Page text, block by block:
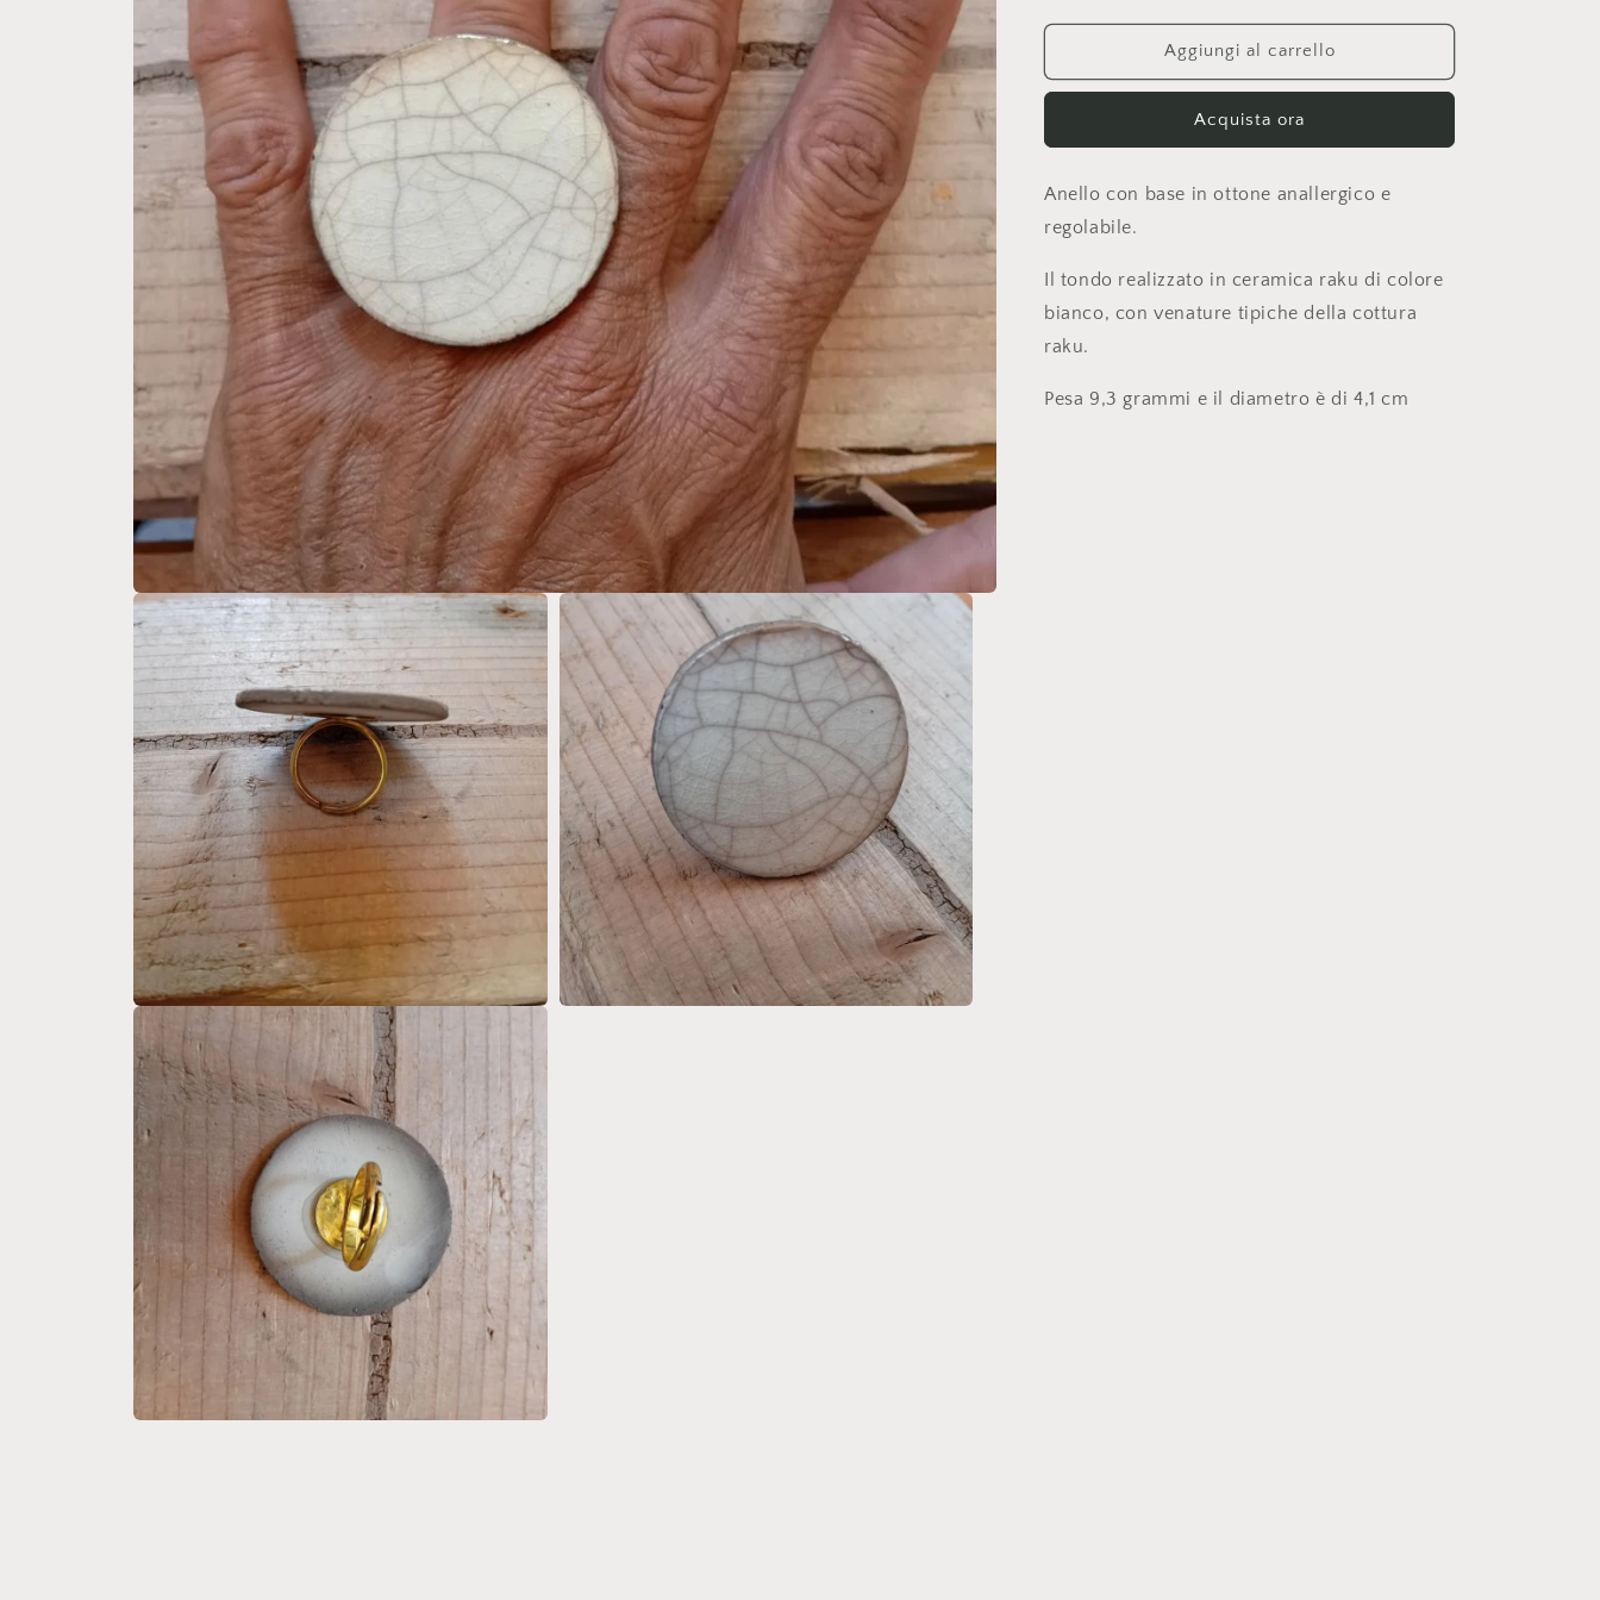
o
r
f
i
c
a
per
per
ANELLO
Aggiungi al carrello
Acquista ora
Anello con base in ottone anallergico e
regolabile.
Il tondo realizzato in ceramica raku di colore
bianco, con venature tipiche della cottura
raku.
Pesa 9,3 grammi e il diametro è di 4,1 cm